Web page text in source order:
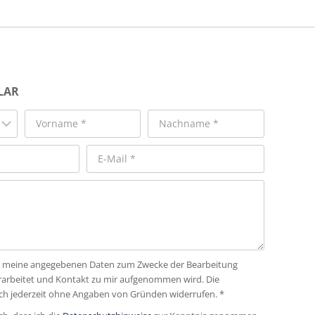
meine angegebenen Daten zum Zwecke der Bearbeitung
und Kontakt zu mir aufgenommen wird. Die
jederzeit ohne Angaben von Gründen widerrufen. *